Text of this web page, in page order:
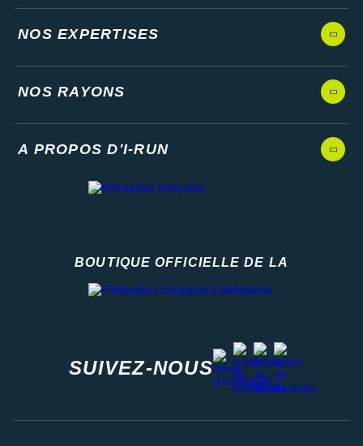
NOS EXPERTISES
NOS RAYONS
A PROPOS D'I-RUN
BOUTIQUE OFFICIELLE DE LA
SUIVEZ-NOUS
instagram
facebook
stravayoutube